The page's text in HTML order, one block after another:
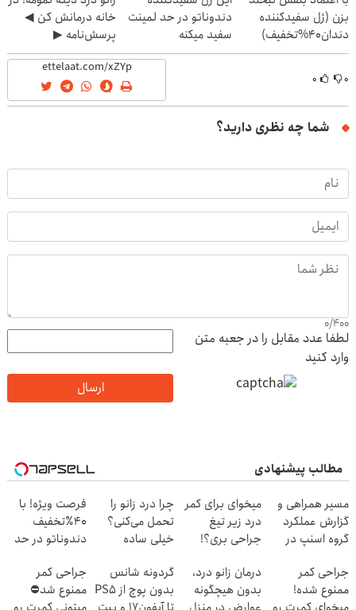
بزن (ژل سفیدکننده
دندان40%تخفیف)
دندوناتو در حد لمینت
سفید میکنه
(40%تخفیف)
خانه درمانش کن ◀
پرسش‌نامه ▶
۰ ۰
شما چه نظری دارید؟
0/400
لطفا عدد مقابل را در جعبه متن
وارد کنید
ارسال
مطالب پیشنهادی
مسیر همراهی و
گزارش عملکرد
گروه اسنپ در
میخوای برای کمر
درد زیر تیغ
جراحی بری؟!
پر کن◖
چرا درد زانو را
تحمل می‌کنی؟
خیلی ساده
کن
فرصت ویژه! با
40٪تخفیف
دندوناتو در حد
کن
جراحی کمر
ممنوع شده!
درمان زانو درد،
بدون هیچگونه
گردونه شانس
بدون پوچ از PS5
جراحی کمر
ممنوع شد⛔